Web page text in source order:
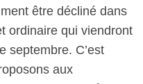
être décliné dans
ordinaire qui viendront
septembre. C’est
aux